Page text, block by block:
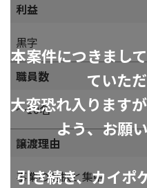
本案件につきまし
ていた
大変恐れ入ります
よう、お願
引き続き、カイポ
利益
黒字
職員数
～10名
譲渡理由
事業の選択と集中